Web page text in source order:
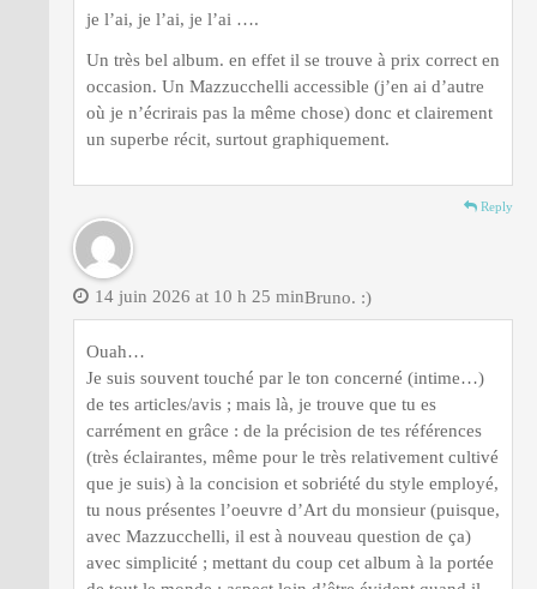
je l’ai, je l’ai, je l’ai ….
Un très bel album. en effet il se trouve à prix correct en
occasion. Un Mazzucchelli accessible (j’en ai d’autre
où je n’écrirais pas la même chose) donc et clairement
un superbe récit, surtout graphiquement.
Reply
Bruno. :)
14 juin 2026 at 10 h 25 min
Ouah…
Je suis souvent touché par le ton concerné (intime…)
de tes articles/avis ; mais là, je trouve que tu es
carrément en grâce : de la précision de tes références
(très éclairantes, même pour le très relativement cultivé
que je suis) à la concision et sobriété du style employé,
tu nous présentes l’oeuvre d’Art du monsieur (puisque,
avec Mazzucchelli, il est à nouveau question de ça)
avec simplicité ; mettant du coup cet album à la portée